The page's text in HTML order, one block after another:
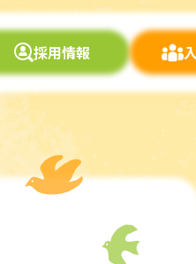
採用情報